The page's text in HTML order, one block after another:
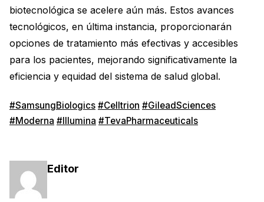
biotecnológica se acelere aún más. Estos avances
tecnológicos, en última instancia, proporcionarán
opciones de tratamiento más efectivas y accesibles
para los pacientes, mejorando significativamente la
eficiencia y equidad del sistema de salud global.
#SamsungBiologics #Celltrion #GileadSciences
#Moderna #Illumina #TevaPharmaceuticals
Editor